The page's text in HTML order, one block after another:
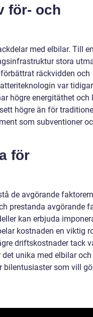
för- och
med elbilar. Till
stora
räckvidden och
var
högre energitäthet och
högre än för
som subventioner
för
de avgörande
prestanda avgörande
kan erbjuda
kostnaden en viktig
driftskostnader tack
unika med elbilar och
som vill